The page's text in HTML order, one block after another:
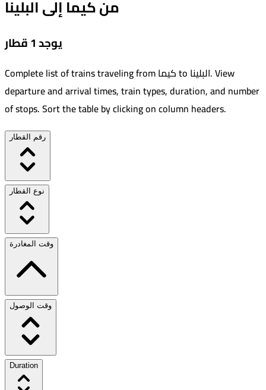
من كيما إلى البلينا
يوجد 1 قطار
Complete list of trains traveling fromكيماto البلينا.View
departure and arrival times, train types, duration, and number
of stops. Sort the table by clicking on column headers.
رقم القطار
نوع القطار
وقت المغادرة
وقت الوصول
Duration